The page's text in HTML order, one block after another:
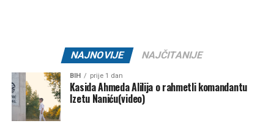
NAJNOVIJE NAJČITANIJE
BIH prije 1 dan
Kasida Ahmeda Alilija o rahmetli komandantu
Izetu Naniću(video)